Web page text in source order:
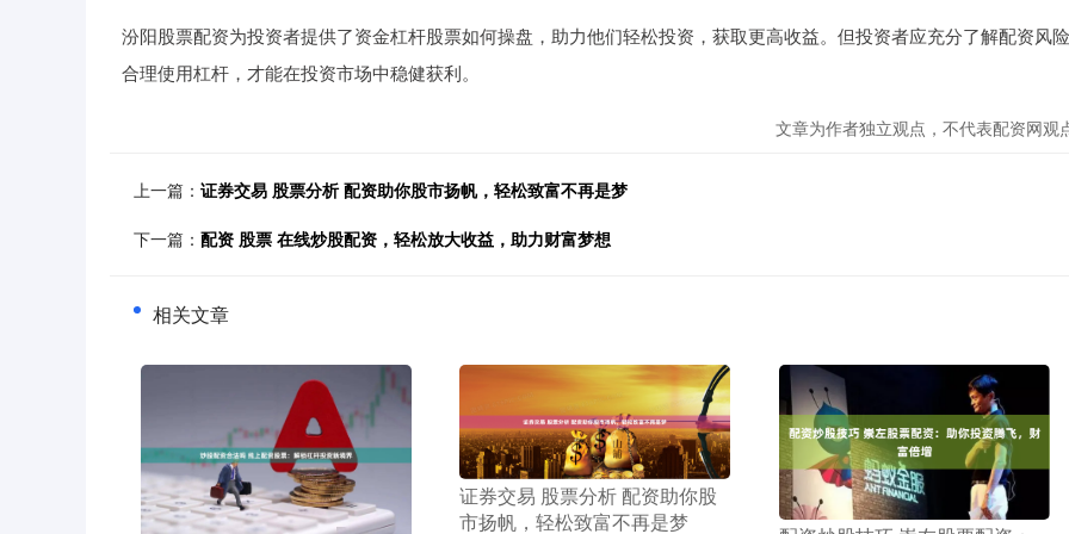
汾阳股票配资为投资者提供了资金杠杆股票如何操盘，助力他们轻松投资，获取更高收益。但投资者应充分了解配资风
合理使用杠杆，才能在投资市场中稳健获利。
文章为作者独立观点，不代表配资网观
上一篇： 证券交易 股票分析 配资助你股市扬帆，轻松致富不再是梦
下一篇： 配资 股票 在线炒股配资，轻松放大收益，助力财富梦想
相关文章
​证券交易 股票分析 配资助你股
市扬帆，轻松致富不再是梦